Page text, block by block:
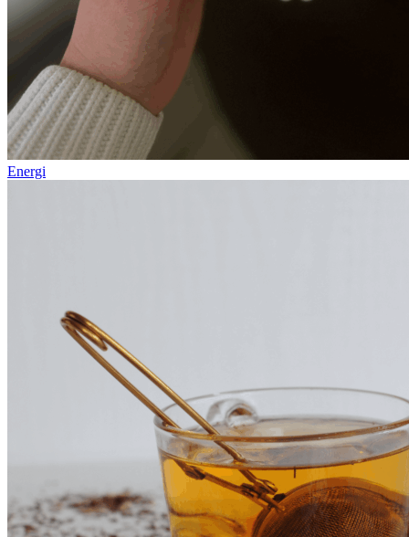
Energi